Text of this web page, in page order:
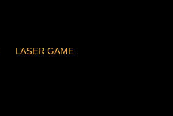
LASER GAME